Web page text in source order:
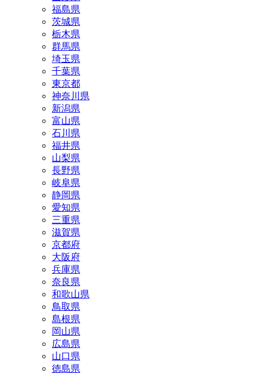
福島県
茨城県
栃木県
群馬県
埼玉県
千葉県
東京都
神奈川県
新潟県
富山県
石川県
福井県
山梨県
長野県
岐阜県
静岡県
愛知県
三重県
滋賀県
京都府
大阪府
兵庫県
奈良県
和歌山県
鳥取県
島根県
岡山県
広島県
山口県
徳島県